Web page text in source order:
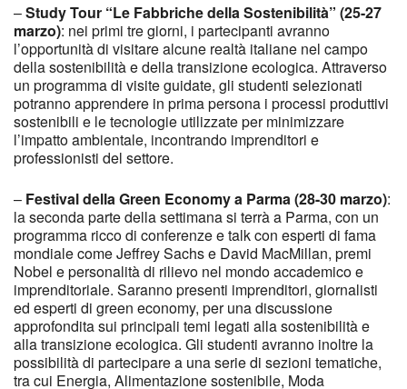
–Study Tour “Le Fabbriche della Sostenibilità” (25-27
marzo): nei primi tre giorni, i partecipanti avranno
l’opportunità di visitare alcune realtà italiane nel campo
della sostenibilità e della transizione ecologica. Attraverso
un programma di visite guidate, gli studenti selezionati
potranno apprendere in prima persona i processi produttivi
sostenibili e le tecnologie utilizzate per minimizzare
l’impatto ambientale, incontrando imprenditori e
professionisti del settore.
– Festival della Green Economy a Parma (28-30 marzo):
la seconda parte della settimana si terrà a Parma, con un
programma ricco di conferenze e talk con esperti di fama
mondiale come Jeffrey Sachs e David MacMillan, premi
Nobel e personalità di rilievo nel mondo accademico e
imprenditoriale. Saranno presenti imprenditori, giornalisti
ed esperti di green economy, per una discussione
approfondita sui principali temi legati alla sostenibilità e
alla transizione ecologica. Gli studenti avranno inoltre la
possibilità di partecipare a una serie di sezioni tematiche,
tra cui Energia, Alimentazione sostenibile, Moda